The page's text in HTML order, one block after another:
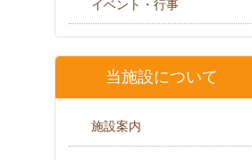
イベント・行事
当施設について
施設案内